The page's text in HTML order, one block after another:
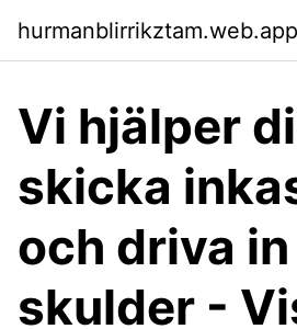
hurmanblirrikztam.web.app
Vi hjälper
skicka
och driva in
skulder -